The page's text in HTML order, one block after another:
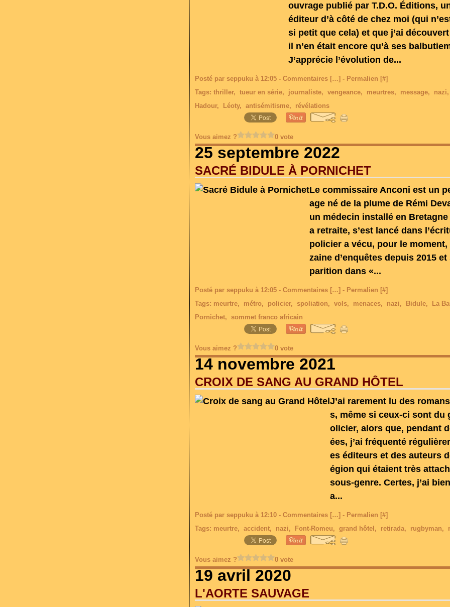
ouvrage publié par T.D.O. Éditions,
éditeur d’à côté de chez moi (qui
si petit que cela) et que j’ai
il n’en était encore qu’à ses
J’apprécie l’évolution de...
Posté par seppuku à 12:05 - Commentaires […] - Permalien [#]
Tags: thriller, tueur en série, journaliste, vengeance, meurtres, message, nazi,
Hadour, Léoty, antisémitisme, révélations
Vous aimez ? 0 vote
25 septembre 2022
SACRÉ BIDULE À PORNICHET
Le commissaire Anconi est un
age né de la plume de Rémi
un médecin installé en Bretagne
a retraite, s’est lancé dans
policier a vécu, pour le moment,
zaine d’enquêtes depuis 2015
parition dans «...
Posté par seppuku à 12:05 - Commentaires […] - Permalien [#]
Tags: meurtre, métro, policier, spoliation, vols, menaces, nazi, Bidule, La
Pornichet, sommet franco africain
Vous aimez ? 0 vote
14 novembre 2021
CROIX DE SANG AU GRAND HÔTEL
J’ai rarement lu des
s, même si ceux-ci sont du
olicier, alors que, pendant
ées, j’ai fréquenté
es éditeurs et des auteurs
égion qui étaient très
sous-genre. Certes, j’ai
a...
Posté par seppuku à 12:10 - Commentaires […] - Permalien [#]
Tags: meurtre, accident, nazi, Font-Romeu, grand hôtel , retirada, rugbyman,
Vous aimez ? 0 vote
19 avril 2020
L'AORTE SAUVAGE